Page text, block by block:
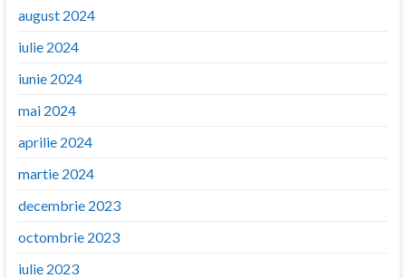
august 2024
iulie 2024
iunie 2024
mai 2024
aprilie 2024
martie 2024
decembrie 2023
octombrie 2023
iulie 2023